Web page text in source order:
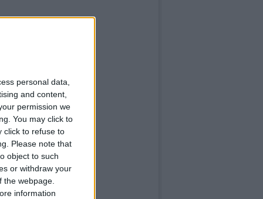
personal data,
and content,
permission we
You may click to
click to refuse to
Please note that
object to such
or withdraw your
the webpage.
information